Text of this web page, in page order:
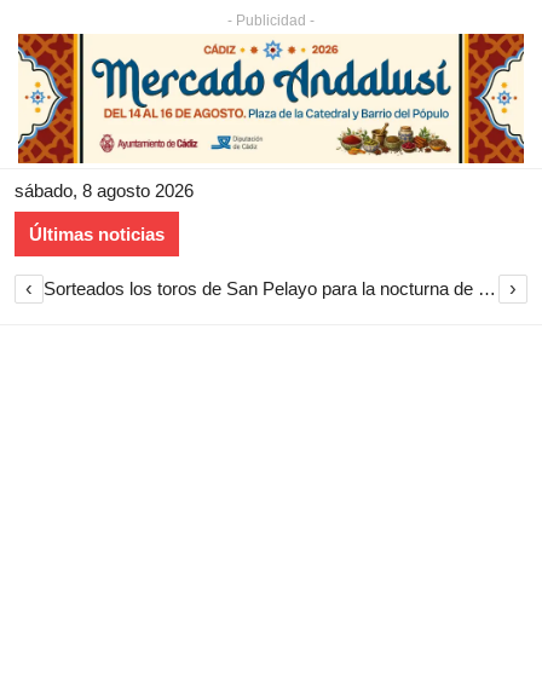
- Publicidad -
sábado, 8 agosto 2026
Últimas noticias
‹ Sorteados los toros de San Pelayo para la nocturna de rejones en El Puerto de Santa María ›